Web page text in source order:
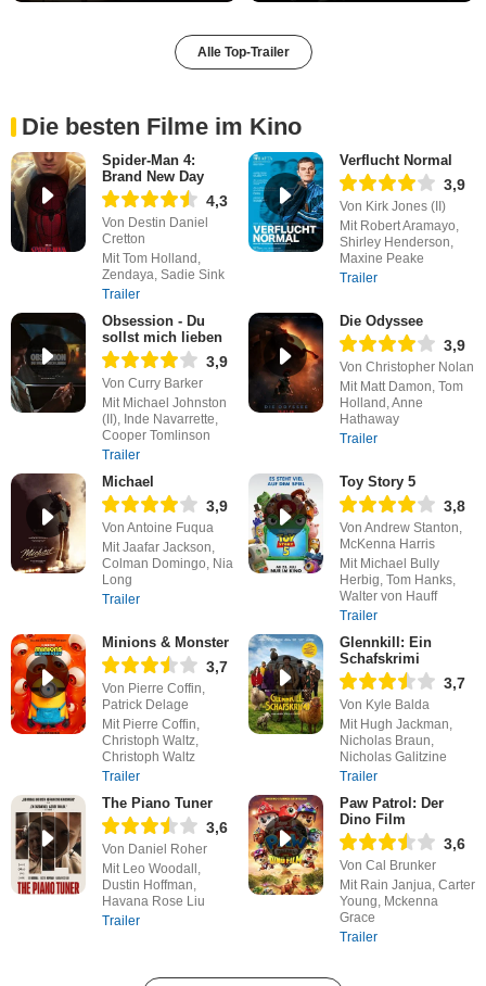
Alle Top-Trailer
Die besten Filme im Kino
Spider-Man 4:
Brand New Day
4,3
Von Destin Daniel
Cretton
Mit Tom Holland,
Zendaya, Sadie Sink
Trailer
Verflucht Normal
3,9
Von Kirk Jones (II)
Mit Robert Aramayo,
Shirley Henderson,
Maxine Peake
Trailer
Obsession - Du
sollst mich lieben
3,9
Von Curry Barker
Mit Michael Johnston
(II), Inde Navarrette,
Cooper Tomlinson
Trailer
Die Odyssee
3,9
Von Christopher Nolan
Mit Matt Damon, Tom
Holland, Anne
Hathaway
Trailer
Michael
3,9
Von Antoine Fuqua
Mit Jaafar Jackson,
Colman Domingo, Nia
Long
Trailer
Toy Story 5
3,8
Von Andrew Stanton,
McKenna Harris
Mit Michael Bully
Herbig, Tom Hanks,
Walter von Hauff
Trailer
Minions & Monster
3,7
Von Pierre Coffin,
Patrick Delage
Mit Pierre Coffin,
Christoph Waltz,
Christoph Waltz
Trailer
Glennkill: Ein
Schafskrimi
3,7
Von Kyle Balda
Mit Hugh Jackman,
Nicholas Braun,
Nicholas Galitzine
Trailer
The Piano Tuner
3,6
Von Daniel Roher
Mit Leo Woodall,
Dustin Hoffman,
Havana Rose Liu
Trailer
Paw Patrol: Der
Dino Film
3,6
Von Cal Brunker
Mit Rain Janjua, Carter
Young, Mckenna
Grace
Trailer